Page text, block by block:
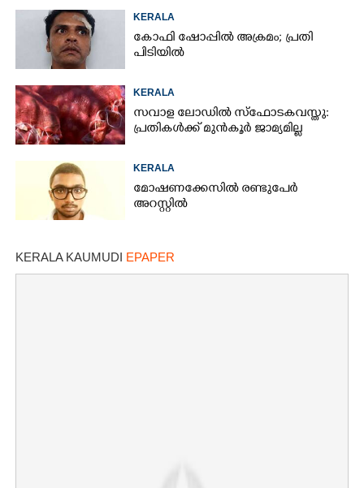
KERALA
കോഫി ഷോപ്പിൽ അക്രമം; പ്രതി
പിടിയിൽ
KERALA
സവാള ലോഡിൽ സ്ഫോടകവസ്തു:
പ്രതികൾക്ക് മുൻകൂർ ജാമ്യമില്ല
KERALA
മോഷണക്കേസിൽ രണ്ടുപേർ
അറസ്റ്റിൽ
KERALA KAUMUDI EPAPER